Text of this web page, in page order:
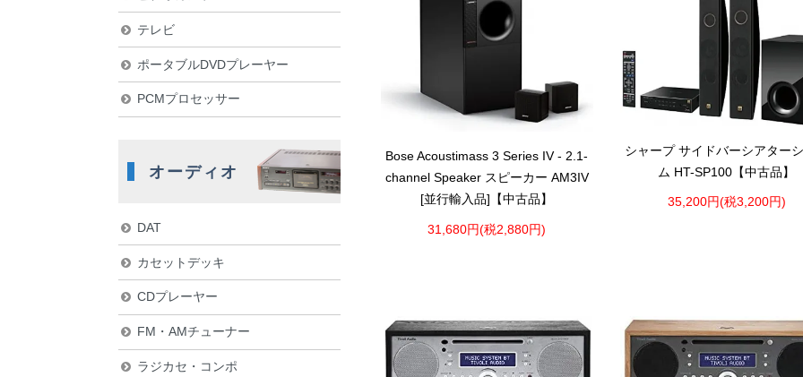
Bose Acoustimass 3 Series IV - 2.1-
channel Speaker スピーカー AM3IV
[並行輸入品]【中古品】
31,680円(税2,880円)
シャープ サイドバーシアター
ム HT-SP100【中古品】
35,200円(税3,200円)
テレビ
ポータブルDVDプレーヤー
PCMプロセッサー
オーディオ
DAT
カセットデッキ
CDプレーヤー
FM・AMチューナー
ラジカセ・コンポ